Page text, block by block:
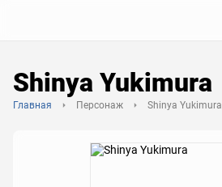
Shinya Yukimura
Главная Персонаж Shinya Yukimura